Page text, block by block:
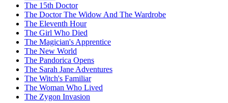
The 15th Doctor
The Doctor The Widow And The Wardrobe
The Eleventh Hour
The Girl Who Died
The Magician's Apprentice
The New World
The Pandorica Opens
The Sarah Jane Adventures
The Witch's Familiar
The Woman Who Lived
The Zygon Invasion